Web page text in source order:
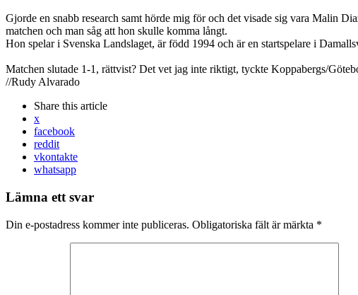
Gjorde en snabb research samt hörde mig för och det visade sig vara Malin
matchen och man såg att hon skulle komma långt.
Hon spelar i Svenska Landslaget, är född 1994 och är en startspelare i
Matchen slutade 1-1, rättvist? Det vet jag inte riktigt, tyckte Koppabergs/
//Rudy Alvarado
Share this article
x
facebook
reddit
vkontakte
whatsapp
Lämna ett svar
Din e-postadress kommer inte publiceras. Obligatoriska fält är märkta *